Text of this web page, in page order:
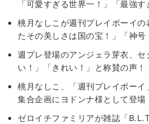
「可愛すぎる世界一！」「最強す
桃月なしこが週刊プレイボーイの
たその美しさは国の宝！」「神号
週プレ登場のアンジェラ芽衣、
い！」「きれい！」と称賛の声！
桃月なしこ、「週刊プレイボー
集合企画にヨドンナ様として登場
ゼロイチファミリアが雑誌「